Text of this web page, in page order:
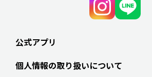
公式アプリ
個人情報の取り扱いについて